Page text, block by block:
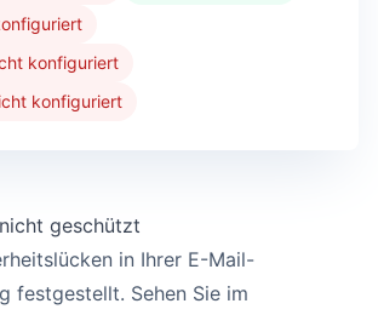
konfiguriert
konfiguriert
geschützt
in Ihrer E-Mail-
festgestellt. Sehen Sie im